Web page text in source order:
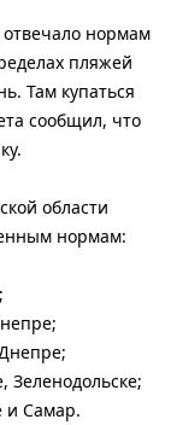
нормам
пляжей
Там купаться
сообщил, что
области
нормам:
Зеленодольске;
и Самар.